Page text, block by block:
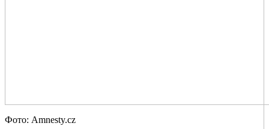
Фото: Amnesty.cz